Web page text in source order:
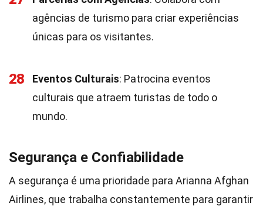
agências de turismo para criar experiências
únicas para os visitantes.
28 Eventos Culturais: Patrocina eventos
culturais que atraem turistas de todo o
mundo.
Segurança e Confiabilidade
A segurança é uma prioridade para Arianna Afghan
Airlines, que trabalha constantemente para garantir